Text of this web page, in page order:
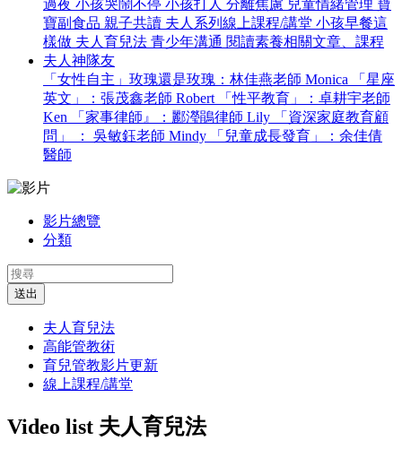
過夜 小孩哭鬧不停 小孩打人 分離焦慮 兒童情緒管理 寶
寶副食品 親子共讀 夫人系列線上課程/講堂 小孩早餐這
樣做 夫人育兒法 青少年溝通 閱讀素養相關文章、課程
夫人神隊友
「女性自主」玫瑰還是玫瑰：林佳燕老師 Monica
「星座
英文」：張茂鑫老師 Robert
「性平教育」：卓耕宇老師
Ken
「家事律師』：酈瀅鵑律師 Lily
「資深家庭教育顧
問」 ： 吳敏鈺老師 Mindy
「兒童成長發育」：余佳倩
醫師
影片總覽
分類
送出
夫人育兒法
高能管教術
育兒管教影片更新
線上課程/講堂
Video list 夫人育兒法